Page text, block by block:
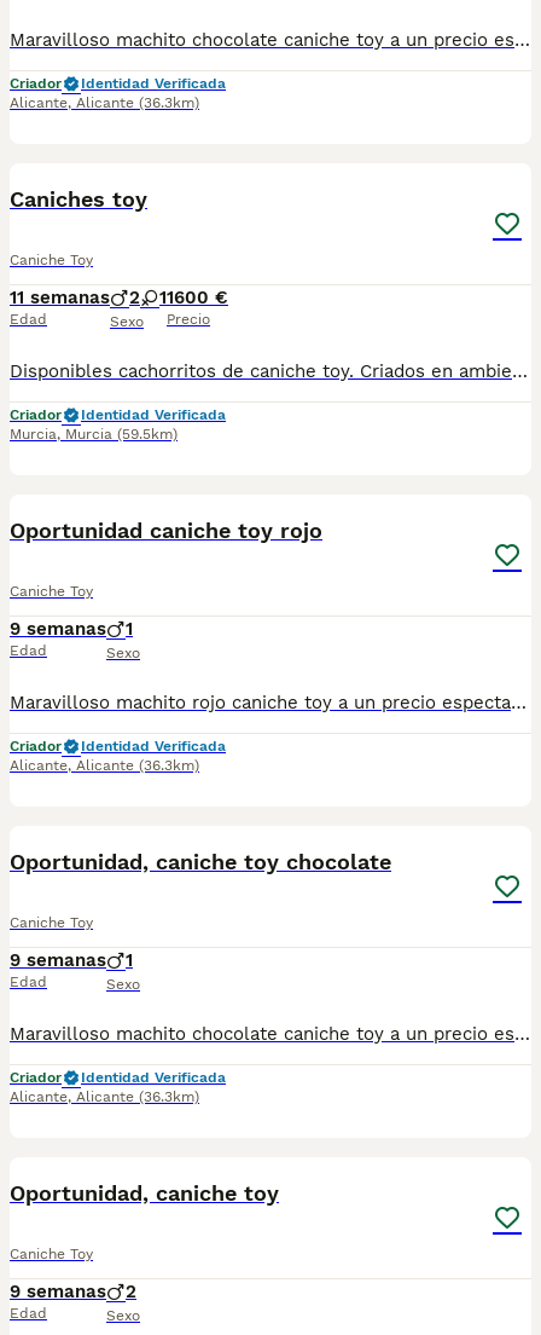
Maravilloso machito chocolate caniche toy a un precio espectacular. Nacido y criado en familia con todos los cuidados y atenciones necesarias para que se desarrolle sano y feliz. Llamame o escribeme al numero 653037806 y te explico los detalles. No pierdas la oportunidad.
Criador
Identidad Verificada
Alicante, Alicante (36.3km)
Caniches toy
Caniche Toy
11 semanas
Edad
2 1
Sexo
1600 €
Precio
Disponibles cachorritos de caniche toy. Criados en ambiente familiar. Se entregan vacunados, desparasitados, con cartilla sanitaria, microchip y contrato de garantía.
Criador
Identidad Verificada
Murcia, Murcia (59.5km)
Oportunidad caniche toy rojo
Caniche Toy
9 semanas
Edad
1
Sexo
Maravilloso machito rojo caniche toy a un precio espectacular. Nacido y criado en familia con todos los cuidados y atenciones necesarias para que se desarrolle sano y feliz. Llamame o escribeme al numero 653037806 y te explico los detalles. No pierdas la oportunidad. ES451230000020
Criador
Identidad Verificada
Alicante, Alicante (36.3km)
Oportunidad, caniche toy chocolate
Caniche Toy
9 semanas
Edad
1
Sexo
Maravilloso machito chocolate caniche toy a un precio espectacular. Nacido y criado en familia con todos los cuidados y atenciones necesarias para que se desarrolle sano y feliz. Llamame o escribeme al numero 653037806 y te explico los detalles. No pierdas la oportunidad. ES451230000020
Criador
Identidad Verificada
Alicante, Alicante (36.3km)
Oportunidad, caniche toy
Caniche Toy
9 semanas
Edad
2
Sexo